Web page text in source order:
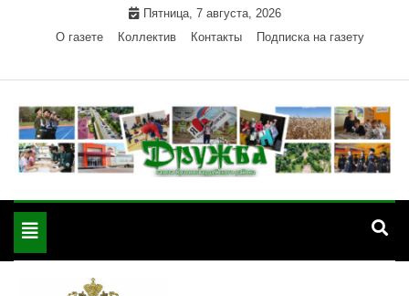
Пятница, 7 августа, 2026
О газете
Коллектив Контакты Подписка на газету
"Дружба" — газета
Красногвардейского района Республики Адыгея
Toggle
navigation